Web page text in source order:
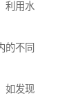
利用水
的不同
如发现